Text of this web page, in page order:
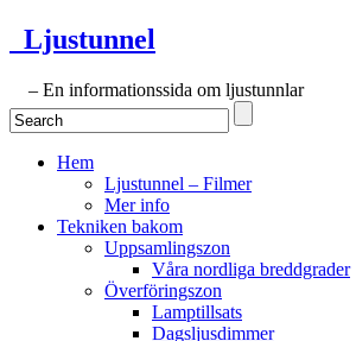
Ljustunnel
– En informationssida om ljustunnlar
Hem
Ljustunnel – Filmer
Mer info
Tekniken bakom
Uppsamlingszon
Våra nordliga breddgrader
Överföringszon
Lamptillsats
Dagsljusdimmer